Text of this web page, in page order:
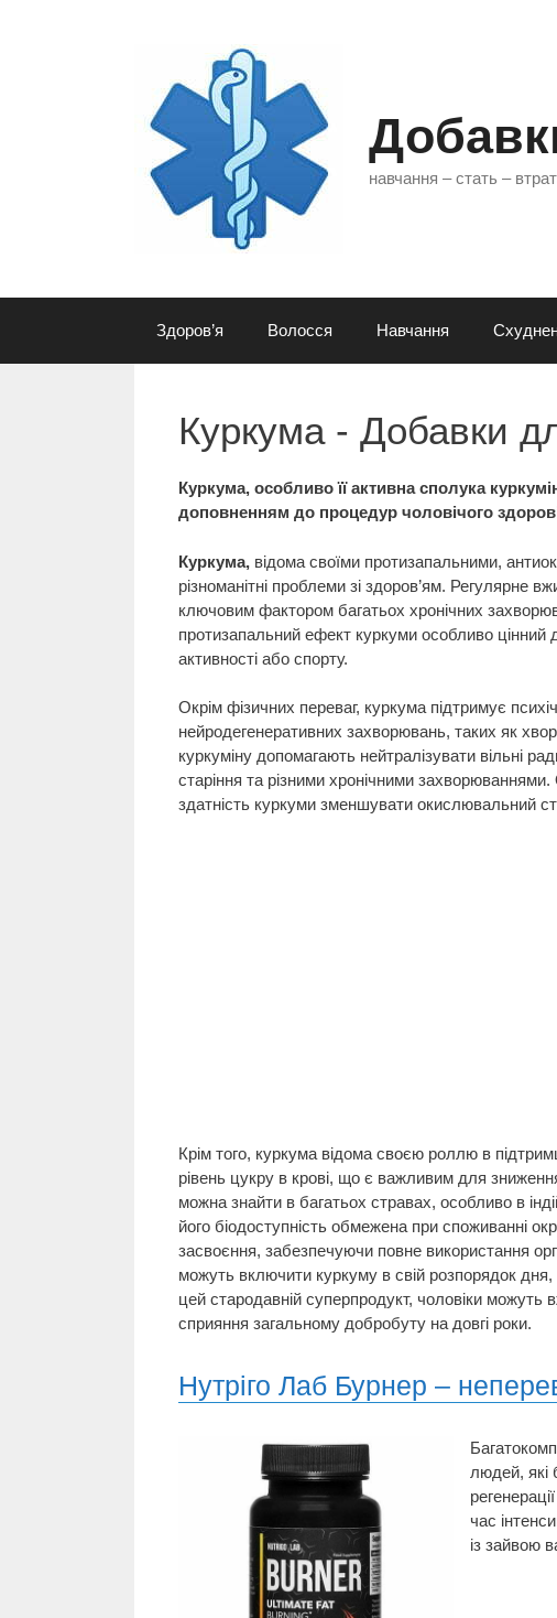
навчання – стать –
Здоров’я Волосся Навчання
Куркума - Добавки
Куркума, особливо її активна сполука
доповненням до процедур чоловічого
Куркума, відома своїми протизапальними,
різноманітні проблеми зі здоров’ям.
ключовим фактором багатьох хронічних
протизапальний ефект куркуми особливо цінний
активності або спорту.
Окрім фізичних переваг, куркума підтримує
нейродегенеративних захворювань, таких як
куркуміну допомагають нейтралізувати вільні
старіння та різними хронічними
здатність куркуми зменшувати окислювальний
Крім того, куркума відома своєю роллю в
рівень цукру в крові, що є важливим для
можна знайти в багатьох стравах, особливо в
його біодоступність обмежена при споживанні
засвоєння, забезпечуючи повне використання
можуть включити куркуму в свій розпорядок дня,
цей стародавній суперпродукт, чоловіки можуть
сприяння загальному добробуту на довгі роки.
Нутріго Лаб Бурнер –
людей, які
час
із зайвою